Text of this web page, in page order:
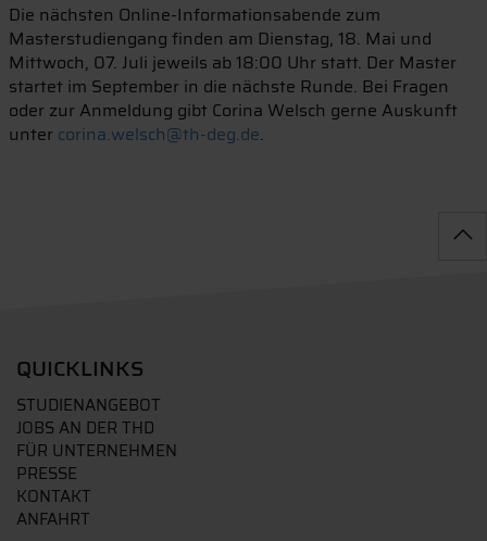
Die nächsten Online-Informationsabende zum
Masterstudiengang finden am Dienstag, 18. Mai und
Mittwoch, 07. Juli jeweils ab 18:00 Uhr statt. Der Master
startet im September in die nächste Runde. Bei Fragen
oder zur Anmeldung gibt Corina Welsch gerne Auskunft
unter corina.welsch@th-deg.de.
QUICKLINKS
STUDIENANGEBOT
JOBS AN DER THD
FÜR UNTERNEHMEN
PRESSE
KONTAKT
ANFAHRT